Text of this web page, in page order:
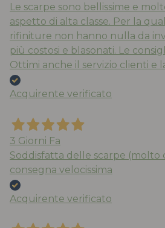
Le scarpe sono bellissime e
aspetto di alta classe. Per la
rifiniture non hanno nulla da
più costosi e blasonati. Le
Ottimi anche il servizio clienti e
Acquirente verificato
3 Giorni Fa
Soddisfatta delle scarpe (molto
consegna velocissima
Acquirente verificato